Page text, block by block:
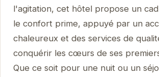
l'agitation, cet hôtel propose un
le confort prime, appuyé par un
chaleureux et des services de
conquérir les cœurs de ses
Que ce soit pour une nuit ou un